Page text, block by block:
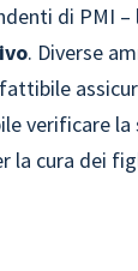
di PMI –
. Diverse
verificare
la cura dei